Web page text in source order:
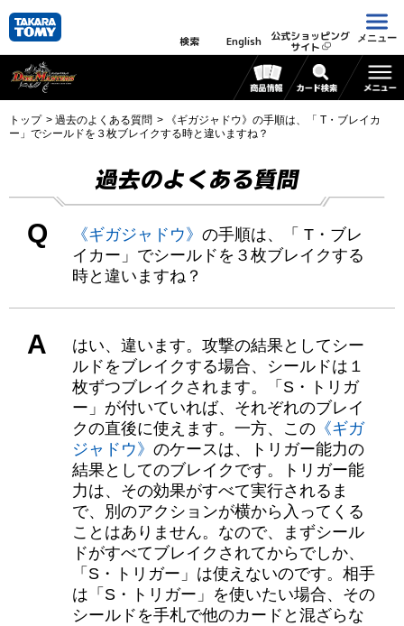
検索 English 公式ショッピング
サイト
メニュー
トップ 過去のよくある質問
《ギガジャドウ》の手順は、「 T・ブレイカ
ー」でシールドを３枚ブレイクする時と違いますね？
過去のよくある質問
Q 《ギガジャドウ》 の手順は、「 T・ブレ
イカー」でシールドを３枚ブレイクする
時と違いますね？
A
はい、違います。攻撃の結果としてシー
ルドをブレイクする場合、シールドは１
枚ずつブレイクされます。「S・トリガ
ー」が付いていれば、それぞれのブレイ
クの直後に使えます。一方、この 《ギガ
ジャドウ》 のケースは、トリガー能力の
結果としてのブレイクです。トリガー能
力は、その効果がすべて実行されるま
で、別のアクションが横から入ってくる
ことはありません。なので、まずシール
ドがすべてブレイクされてからでしか、
「S・トリガー」は使えないのです。相手
は「S・トリガー」を使いたい場合、その
シールドを手札で他のカードと混ざらな